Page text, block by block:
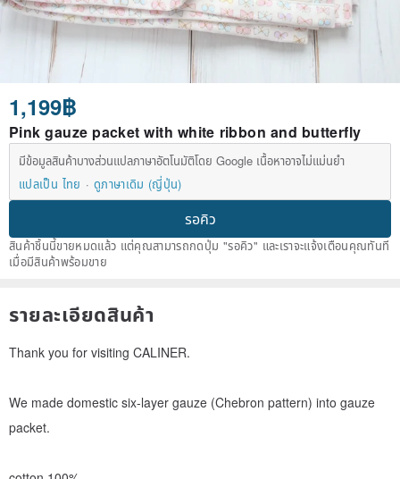
1,199฿
Pink gauze packet with white ribbon and butterfly
มีข้อมูลสินค้าบางส่วนแปลภาษาอัตโนมัติโดย Google เนื้อหาอาจไม่แม่นยำ
แปลเป็น ไทย
ดูภาษาเดิม (ญี่ปุ่น)
รอคิว
สินค้าชิ้นนี้ขายหมดแล้ว แต่คุณสามารถกดปุ่ม "รอคิว" และเราจะแจ้งเตือนคุณทันที
เมื่อมีสินค้าพร้อมขาย
รายละเอียดสินค้า
Thank you for visiting CALINER.
We made domestic six-layer gauze (Chebron pattern) into gauze
packet.